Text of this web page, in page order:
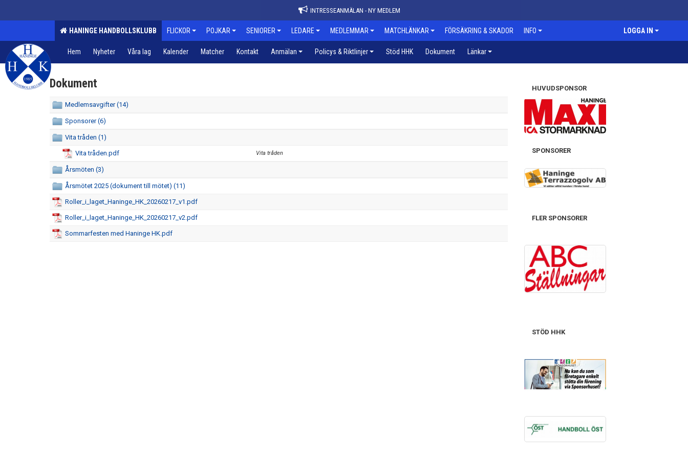
INTRESSEANMÄLAN - NY MEDLEM
HANINGE HANDBOLLSKLUBB FLICKOR POJKAR SENIORER LEDARE MEDLEMMAR MATCHLÄNKAR FÖRSÄKRING & SKADOR INFO LOGGA IN
Hem Nyheter Våra lag Kalender Matcher Kontakt Anmälan Policys & Riktlinjer Stöd HHK Dokument Länkar
Dokument
Medlemsavgifter (14)
Sponsorer (6)
Vita tråden (1)
Vita tråden.pdf Vita tråden
Årsmöten (3)
Årsmötet 2025 (dokument till mötet) (11)
Roller_i_laget_Haninge_HK_20260217_v1.pdf
Roller_i_laget_Haninge_HK_20260217_v2.pdf
Sommarfesten med Haninge HK.pdf
HUVUDSPONSOR
SPONSORER
FLER SPONSORER
STÖD HHK